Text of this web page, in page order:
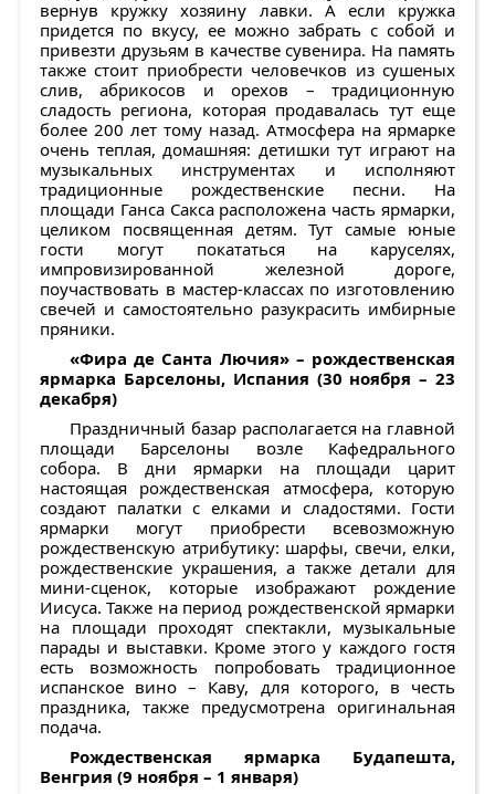
вернув кружку хозяину лавки. А если кружка
придется по вкусу, ее можно забрать с собой и
привезти друзьям в качестве сувенира. На память
также стоит приобрести человечков из сушеных
слив, абрикосов и орехов – традиционную
сладость региона, которая продавалась тут еще
более 200 лет тому назад. Атмосфера на ярмарке
очень теплая, домашняя: детишки тут играют на
музыкальных инструментах и исполняют
традиционные рождественские песни. На
площади Ганса Сакса расположена часть ярмарки,
целиком посвященная детям. Тут самые юные
гости могут покататься на каруселях,
импровизированной железной дороге,
поучаствовать в мастер-классах по изготовлению
свечей и самостоятельно разукрасить имбирные
пряники.
«Фира де Санта Лючия» – рождественская
ярмарка Барселоны, Испания (30 ноября – 23
декабря)
Праздничный базар располагается на главной
площади Барселоны возле Кафедрального
собора. В дни ярмарки на площади царит
настоящая рождественская атмосфера, которую
создают палатки с елками и сладостями. Гости
ярмарки могут приобрести всевозможную
рождественскую атрибутику: шарфы, свечи, елки,
рождественские украшения, а также детали для
мини-сценок, которые изображают рождение
Иисуса. Также на период рождественской ярмарки
на площади проходят спектакли, музыкальные
парады и выставки. Кроме этого у каждого гостя
есть возможность попробовать традиционное
испанское вино – Каву, для которого, в честь
праздника, также предусмотрена оригинальная
подача.
Рождественская ярмарка Будапешта,
Венгрия (9 ноября – 1 января)